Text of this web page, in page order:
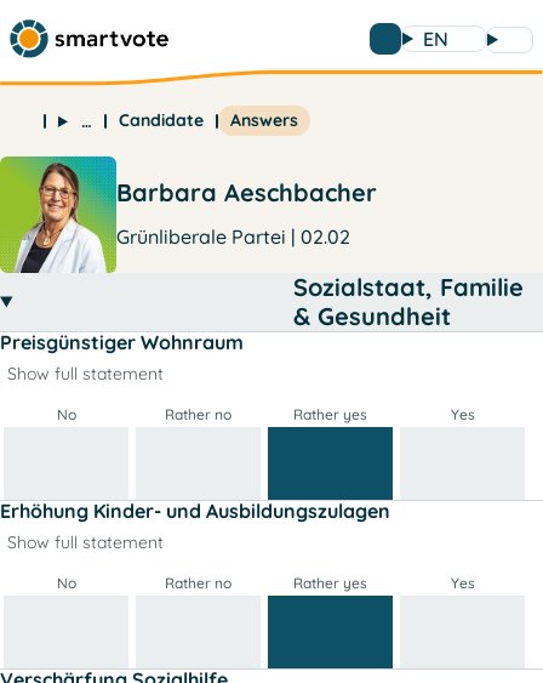
EN
… Candidate Answers
Barbara Aeschbacher
Grünliberale Partei | 02.02
Sozialstaat, Familie
& Gesundheit
Preisgünstiger Wohnraum
Show full statement
No Rather no Rather yes Yes
Erhöhung Kinder- und Ausbildungszulagen
Show full statement
No Rather no Rather yes Yes